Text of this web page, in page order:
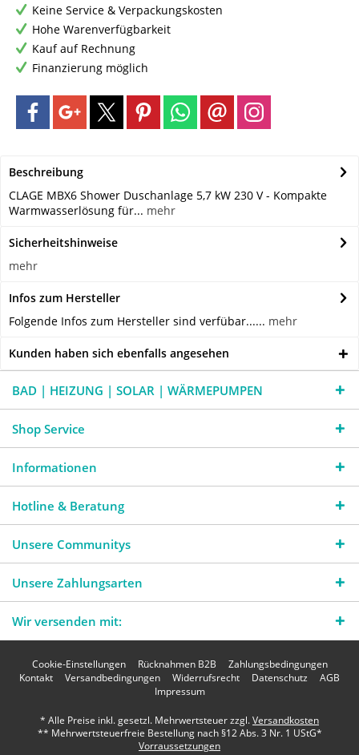
Keine Service & Verpackungskosten
Hohe Warenverfügbarkeit
Kauf auf Rechnung
Finanzierung möglich
Beschreibung
CLAGE MBX6 Shower Duschanlage 5,7 kW 230 V - Kompakte
Warmwasserlösung für... mehr
Sicherheitshinweise
mehr
Infos zum Hersteller
Folgende Infos zum Hersteller sind verfübar...... mehr
Kunden haben sich ebenfalls angesehen
BAD | HEIZUNG | SOLAR | WÄRMEPUMPEN
Shop Service
Informationen
Hotline & Beratung
Unsere Communitys
Unsere Zahlungsarten
Wir versenden mit:
Cookie-Einstellungen Rücknahmen B2B
Zahlungsbedingungen
Kontakt
Versandbedingungen Widerrufsrecht Datenschutz
AGB
Impressum
* Alle Preise inkl. gesetzl. Mehrwertsteuer zzgl.Versandkosten
** Mehrwertsteuerfreie Bestellung nach §12 Abs. 3 Nr. 1 UStG*
Vorraussetzungen